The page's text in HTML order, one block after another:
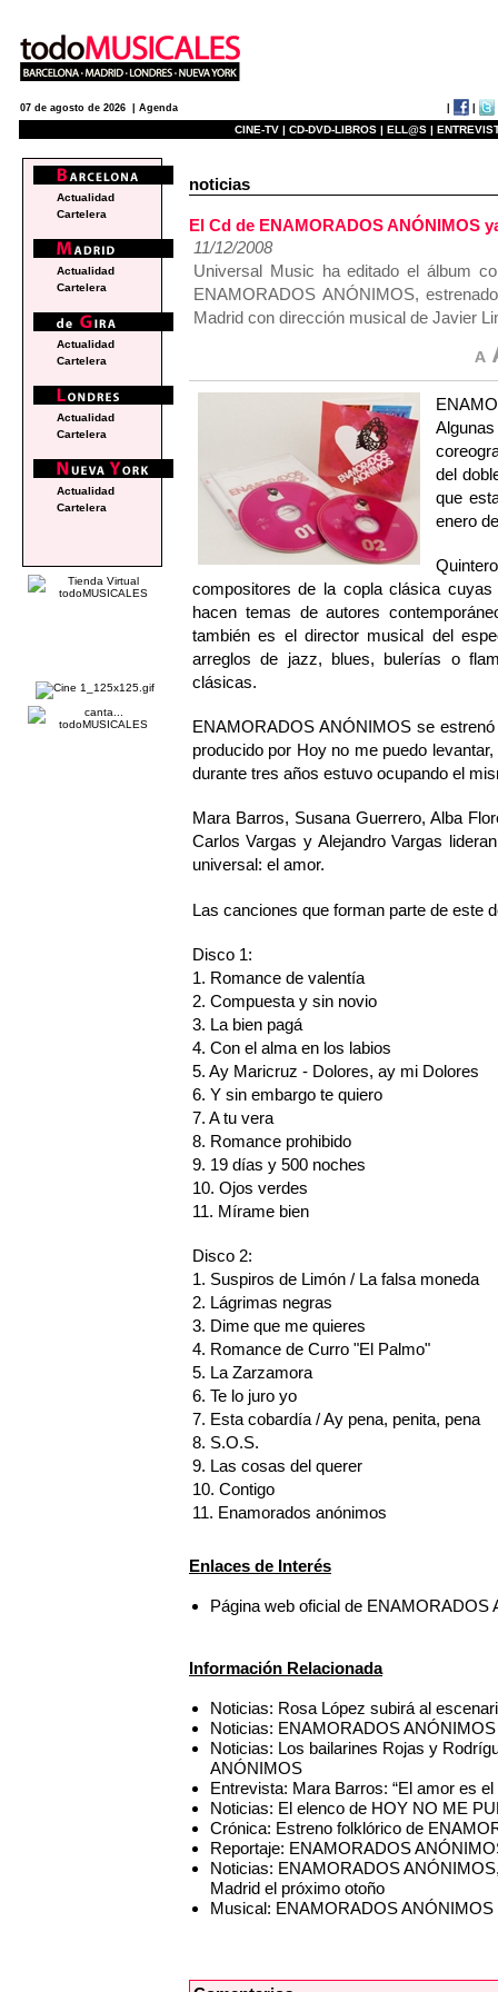
07 de agosto de 2026 | Agenda
CINE-TV | CD-DVD-LIBROS | ELL@S |
noticias
El Cd de ENAMORADOS ANÓNIMOS
11/12/2008
Universal Music ha editado el álbum
ENAMORADOS ANÓNIMOS,
Madrid con dirección musical de Javier
del
que
enero
compositores de la copla clásica
hacen temas de autores
también es el director musical del
arreglos de jazz, blues, bulerías o
clásicas.
ENAMORADOS ANÓNIMOS se
producido por Hoy no me puedo
durante tres años estuvo ocupando el
Mara Barros, Susana Guerrero, Alba
Carlos Vargas y Alejandro Vargas
universal: el amor.
Las canciones que forman parte de este
Disco 1:
1. Romance de valentía
2. Compuesta y sin novio
3. La bien pagá
4. Con el alma en los labios
5. Ay Maricruz - Dolores, ay mi Dolores
6. Y sin embargo te quiero
7. A tu vera
8. Romance prohibido
9. 19 días y 500 noches
10. Ojos verdes
11. Mírame bien
Disco 2:
1. Suspiros de Limón / La falsa moneda
2. Lágrimas negras
3. Dime que me quieres
4. Romance de Curro "El Palmo"
5. La Zarzamora
6. Te lo juro yo
7. Esta cobardía / Ay pena, penita, pena
8. S.O.S.
9. Las cosas del querer
10. Contigo
11. Enamorados anónimos
Enlaces de Interés
Página web oficial de ENAMORADOS
Información Relacionada
Noticias: Rosa López subirá al
Noticias: ENAMORADOS
Noticias: Los bailarines Rojas y
ANÓNIMOS
Entrevista: Mara Barros: “El amor es
Noticias: El elenco de HOY NO ME
Crónica: Estreno folklórico de
Reportaje: ENAMORADOS
Noticias: ENAMORADOS
Madrid el próximo otoño
Musical: ENAMORADOS ANÓNIMOS
Actualidad
Cartelera
Actualidad
Cartelera
Actualidad
Cartelera
Actualidad
Cartelera
Actualidad
Cartelera